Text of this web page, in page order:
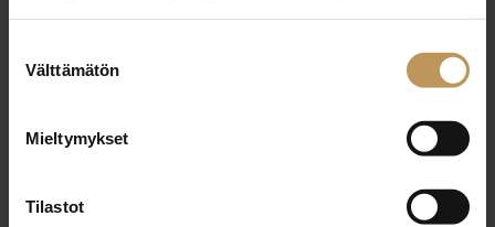
valinta
Välttämätön
Mieltymykset
Tilastot
Kieli:Suomi
Ota yhteyttä